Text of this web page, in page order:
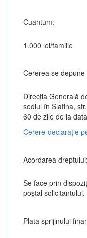
Cuantum:
1.000 lei/familie
Cererea se depune
Direcția Generală
sediul în Slatina,
60 de zile de la
Cerere-declarație
Acordarea dreptului:
Se face prin
poștal solicitantului.
Plata sprijinului